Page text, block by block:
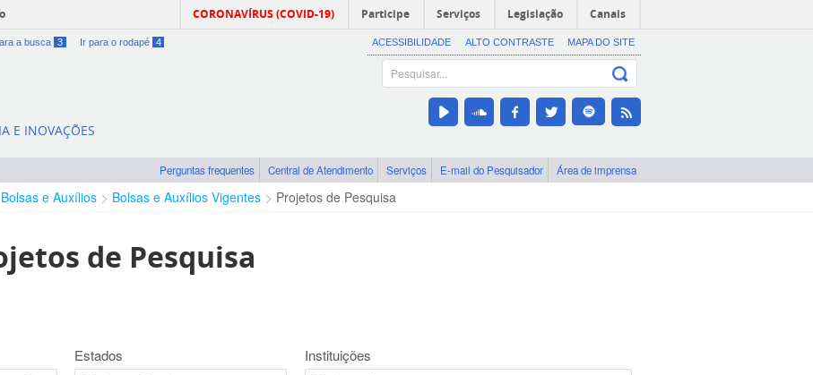
CORONAVÍRUS (COVID-19) Participe Serviços Legislação Canais
a busca 3 Ir para o rodapé 4 ACESSIBILIDADE ALTO CONTRASTE MAPA DO SITE
E INOVAÇÕES
Perguntas frequentes Central de Atendimento Serviços E-mail do Pesquisador Área de imprensa
Bolsas e Auxílios Bolsas e Auxílios Vigentes Projetos de Pesquisa
de Pesquisa
Estados Instituições